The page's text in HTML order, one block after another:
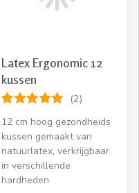
Latex Ergonomic 12
kussen
(2)
12 cm hoog gezondheids
kussen gemaakt van
natuurlatex, verkrijgbaar
in verschillende
hardheden